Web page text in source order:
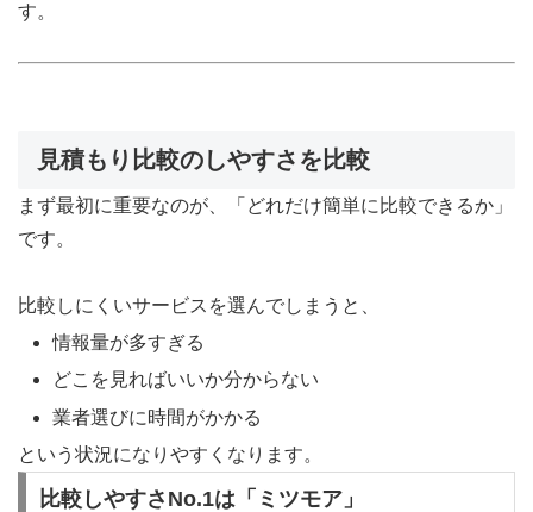
す。
見積もり比較のしやすさを比較
まず最初に重要なのが、「どれだけ簡単に比較できるか」
です。
比較しにくいサービスを選んでしまうと、
情報量が多すぎる
どこを見ればいいか分からない
業者選びに時間がかかる
という状況になりやすくなります。
比較しやすさNo.1は「ミツモア」